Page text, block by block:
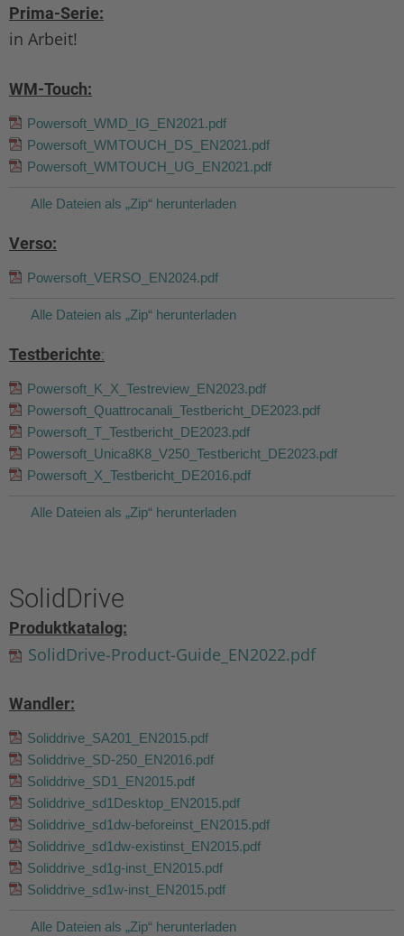
Prima-Serie:
in Arbeit!
WM-Touch:
Powersoft_WMD_IG_EN2021.pdf
Powersoft_WMTOUCH_DS_EN2021.pdf
Powersoft_WMTOUCH_UG_EN2021.pdf
Alle Dateien als „Zip“ herunterladen
Verso:
Powersoft_VERSO_EN2024.pdf
Alle Dateien als „Zip“ herunterladen
Testberichte:
Powersoft_K_X_Testreview_EN2023.pdf
Powersoft_Quattrocanali_Testbericht_DE2023.pdf
Powersoft_T_Testbericht_DE2023.pdf
Powersoft_Unica8K8_V250_Testbericht_DE2023.pdf
Powersoft_X_Testbericht_DE2016.pdf
Alle Dateien als „Zip“ herunterladen
SolidDrive
Produktkatalog:
SolidDrive-Product-Guide_EN2022.pdf
Wandler:
Soliddrive_SA201_EN2015.pdf
Soliddrive_SD-250_EN2016.pdf
Soliddrive_SD1_EN2015.pdf
Soliddrive_sd1Desktop_EN2015.pdf
Soliddrive_sd1dw-beforeinst_EN2015.pdf
Soliddrive_sd1dw-existinst_EN2015.pdf
Soliddrive_sd1g-inst_EN2015.pdf
Soliddrive_sd1w-inst_EN2015.pdf
Alle Dateien als „Zip“ herunterladen